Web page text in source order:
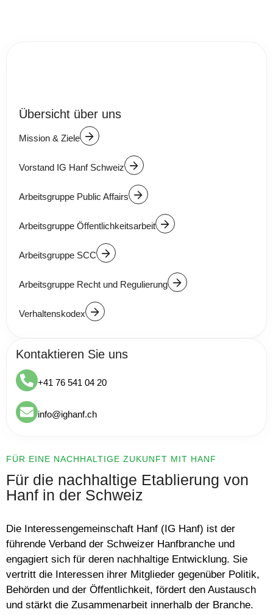
FÜR EINE NACHHALTIGE ZUKUNFT MIT HANF
Für die nachhaltige Etablierung von
Hanf in der Schweiz
Die Interessengemeinschaft Hanf (IG Hanf) ist der
führende Verband der Schweizer Hanfbranche und
engagiert sich für deren nachhaltige Entwicklung. Sie
vertritt die Interessen ihrer Mitglieder gegenüber Politik,
Behörden und der Öffentlichkeit, fördert den Austausch
und stärkt die Zusammenarbeit innerhalb der Branche.
Übersicht über uns
Mission & Ziele
Vorstand IG Hanf Schweiz
Arbeitsgruppe Public Affairs
Arbeitsgruppe Öffentlichkeitsarbeit
Arbeitsgruppe SCC
Arbeitsgruppe Recht und Regulierung
Verhaltenskodex
Kontaktieren Sie uns
+41 76 541 04 20
info@ighanf.ch